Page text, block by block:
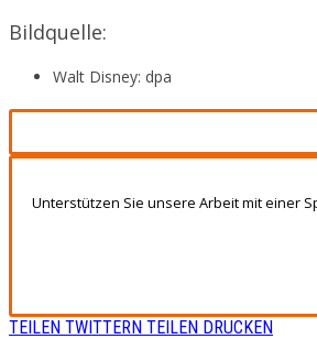
Bildquelle:
Walt Disney: dpa
Unterstützen Sie unsere Arbeit mit einer
TEILEN TWITTERN TEILEN DRUCKEN